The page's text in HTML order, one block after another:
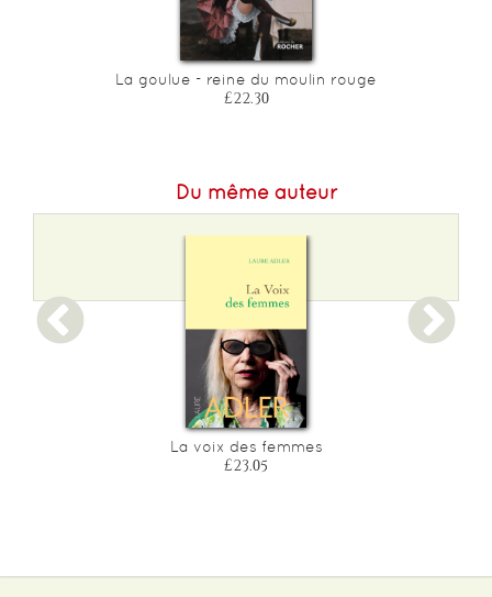
La goulue - reine du moulin rouge
£22.30
Du même auteur
La voix des femmes
£23.05